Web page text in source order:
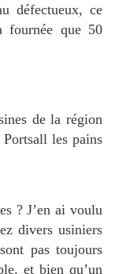
défectueux, ce
fournée que 50
de la région
les pains
? J’en ai voulu
divers usiniers
pas toujours
et bien qu’un